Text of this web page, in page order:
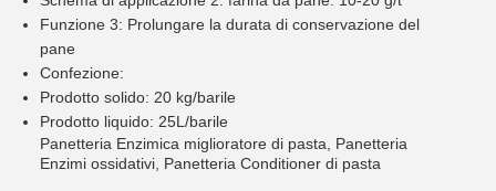
Funzione 3: Prolungare la durata di conservazione del
pane
Confezione:
Prodotto solido: 20 kg/barile
Prodotto liquido: 25L/barile
Panetteria Enzimica miglioratore di pasta, Panetteria
Enzimi ossidativi, Panetteria Conditioner di pasta